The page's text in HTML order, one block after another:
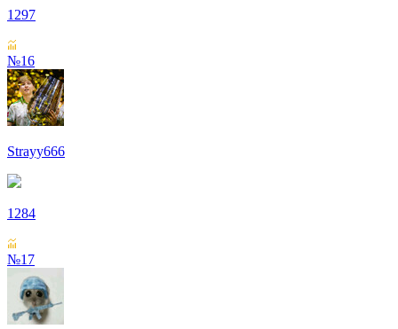
1297
№16
Strayy666
1284
№17